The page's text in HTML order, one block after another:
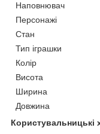
Наповнювач
Персонажі
Стан
Тип іграшки
Колір
Висота
Ширина
Довжина
Користувальницькі